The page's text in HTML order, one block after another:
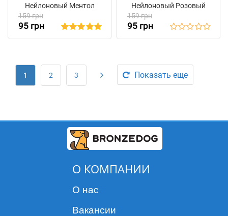
Нейлоновый Ментол
159 грн
95 грн
Нейлоновый Розовый
159 грн
95 грн
Показать еще
1 2 3
О КОМПАНИИ
О нас
Вакансии